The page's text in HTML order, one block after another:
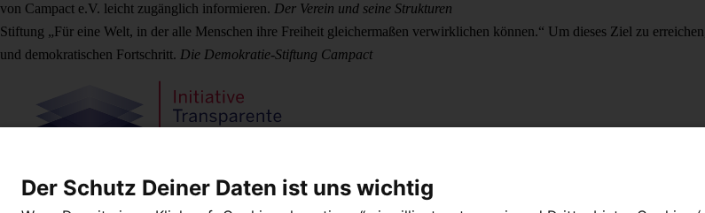
von Campact e.V. leicht zugänglich informieren. Der Verein und seine Strukturen
Stiftung „Für eine Welt, in der alle Menschen ihre Freiheit gleichermaßen verwirklichen können.“ Um dieses Ziel zu
und demokratischen Fortschritt. Die Demokratie-Stiftung Campact
Der Schutz Deiner Daten ist uns wichtig